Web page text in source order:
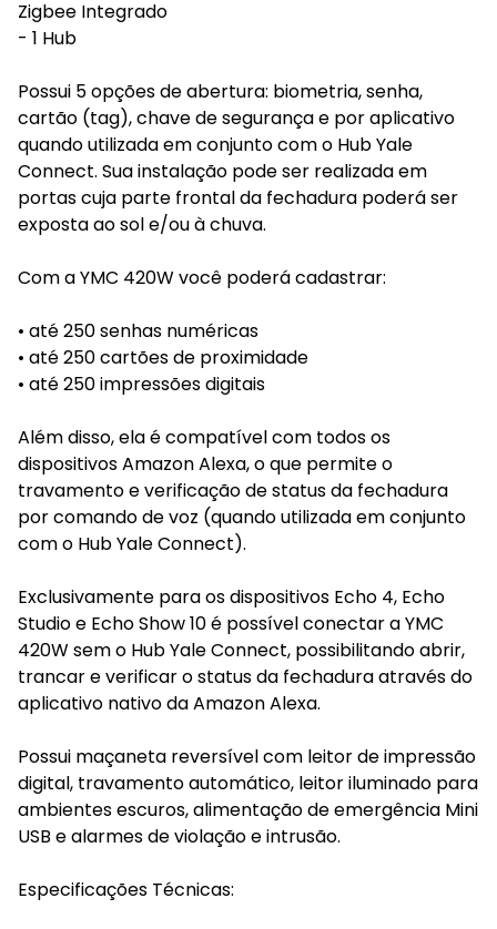
Zigbee Integrado
- 1 Hub
Possui 5 opções de abertura: biometria, senha,
cartão (tag), chave de segurança e por aplicativo
quando utilizada em conjunto com o Hub Yale
Connect. Sua instalação pode ser realizada em
portas cuja parte frontal da fechadura poderá ser
exposta ao sol e/ou à chuva.
Com a YMC 420W você poderá cadastrar:
• até 250 senhas numéricas
• até 250 cartões de proximidade
• até 250 impressões digitais
Além disso, ela é compatível com todos os
dispositivos Amazon Alexa, o que permite o
travamento e verificação de status da fechadura
por comando de voz (quando utilizada em conjunto
com o Hub Yale Connect).
Exclusivamente para os dispositivos Echo 4, Echo
Studio e Echo Show 10 é possível conectar a YMC
420W sem o Hub Yale Connect, possibilitando abrir,
trancar e verificar o status da fechadura através do
aplicativo nativo da Amazon Alexa.
Possui maçaneta reversível com leitor de impressão
digital, travamento automático, leitor iluminado para
ambientes escuros, alimentação de emergência Mini
USB e alarmes de violação e intrusão.
Especificações Técnicas: